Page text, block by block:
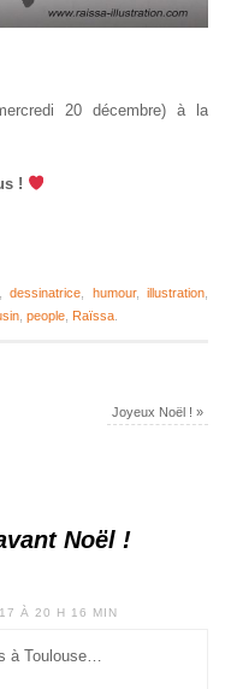
20 décembre) à la
!
dessinatrice humour,illustration
, people, Raïssa.
Joyeux Noël !»
Noël !
À 20 H 16 MIN
à Toulouse…